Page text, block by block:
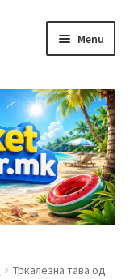
Menu
Тркалезна тава од